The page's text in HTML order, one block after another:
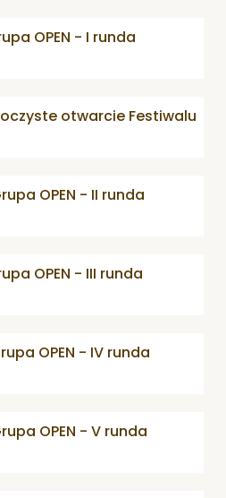
OPEN - I runda
otwarcie Festiwalu
OPEN - II runda
OPEN - III runda
OPEN - IV runda
OPEN - V runda